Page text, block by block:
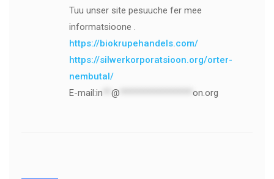
Tuu unser site pesuuche fer mee
informatsioone .
https://biokrupehandels.com/
https://silwerkorporatsioon.org/orter-
nembutal/
E-mail:in @ on.org